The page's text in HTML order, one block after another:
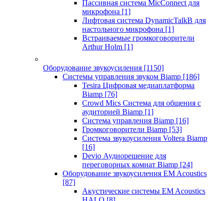
Пассивная система MicConnect для
микрофона [1]
Лифтовая система DynamicTalkB для
настольного микрофона [1]
Встраиваемые громкоговорители
Arthur Holm [1]
Оборудование звукоусиления [1150]
Системы управления звуком Biamp [186]
Tesira Цифровая медиаплатформа
Biamp [76]
Crowd Mics Система для общения с
аудиторией Biamp [1]
Система управления Biamp [16]
Громкоговорители Biamp [53]
Система звукоусиления Voltera Biamp
[16]
Devio Аудиорешение для
переговорных комнат Biamp [24]
Оборудование звукоусиления EM Acoustics
[87]
Акустические системы EM Acoustics